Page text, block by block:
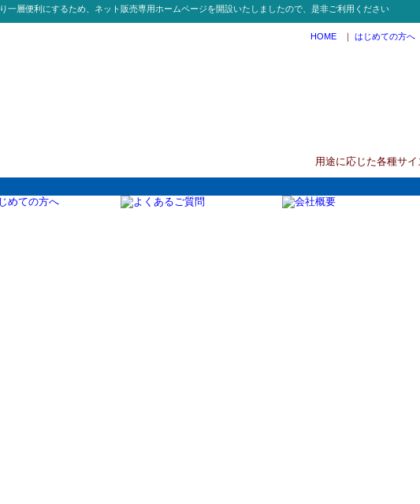
層便利にするため、ネット販売専用ホームページを開設いたしましたので、是非ご利用ください
HOME ｜ はじめての方へ
用途に応じた各種サ